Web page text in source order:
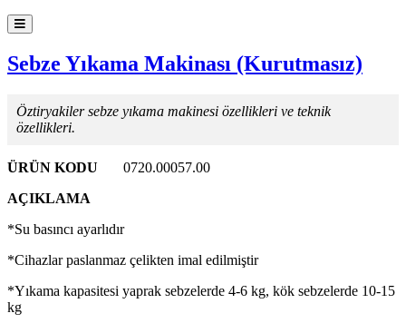
Sebze Yıkama Makinası (Kurutmasız)
Öztiryakiler sebze yıkama makinesi özellikleri ve teknik
özellikleri.
ÜRÜN KODU
0720.00057.00
AÇIKLAMA
*Su basıncı ayarlıdır
*Cihazlar paslanmaz çelikten imal edilmiştir
*Yıkama kapasitesi yaprak sebzelerde 4-6 kg, kök sebzelerde 10-15
kg